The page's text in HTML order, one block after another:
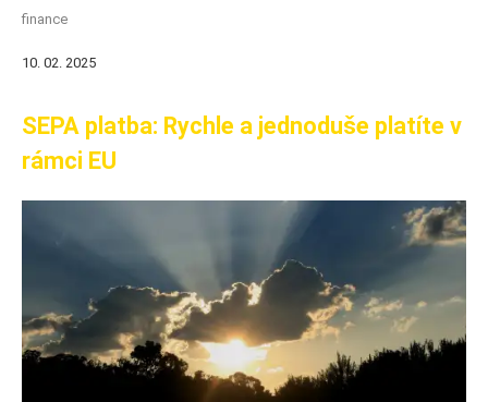
finance
10. 02. 2025
SEPA platba: Rychle a jednoduše platíte v
rámci EU